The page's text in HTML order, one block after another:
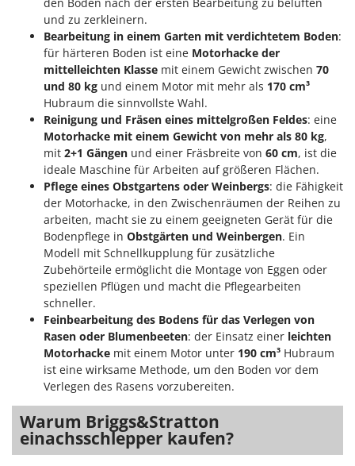
Spyro
Stanley
Stiga
Stocker
Sunseeker
Tecla
TecnoGen
Tellarini Pompe
Telwin
Tenco
Tineco
Titania
Tornado
Tre Spade
Trev - Abrek - TecnoVIR
Trotec
Troy-Bilt
U
Udor
und zu zerkleinern.
Bearbeitung in einem Garten mit verdichtetem Boden:
für härteren Boden ist eine Motorhacke der
mittelleichten Klasse mit einem Gewicht zwischen 70
und 80 kg und einem Motor mit mehr als 170 cm³
Hubraum die sinnvollste Wahl.
Reinigung und Fräsen eines mittelgroßen Feldes: eine
Motorhacke mit einem Gewicht von mehr als 80 kg,
mit 2+1 Gängen und einer Fräsbreite von 60 cm, ist die
ideale Maschine für Arbeiten auf größeren Flächen.
Pflege eines Obstgartens oder Weinbergs: die Fähigkeit
der Motorhacke, in den Zwischenräumen der Reihen zu
arbeiten, macht sie zu einem geeigneten Gerät für die
Bodenpflege in Obstgärten und Weinbergen. Ein
Modell mit Schnellkupplung für zusätzliche
Zubehörteile ermöglicht die Montage von Eggen oder
speziellen Pflügen und macht die Pflegearbeiten
schneller.
Feinbearbeitung des Bodens für das Verlegen von
Rasen oder Blumenbeeten: der Einsatz einer leichten
Motorhacke mit einem Motor unter 190 cm³ Hubraum
ist eine wirksame Methode, um den Boden vor dem
Verlegen des Rasens vorzubereiten.
Warum Briggs&Stratton
einachsschlepper kaufen?